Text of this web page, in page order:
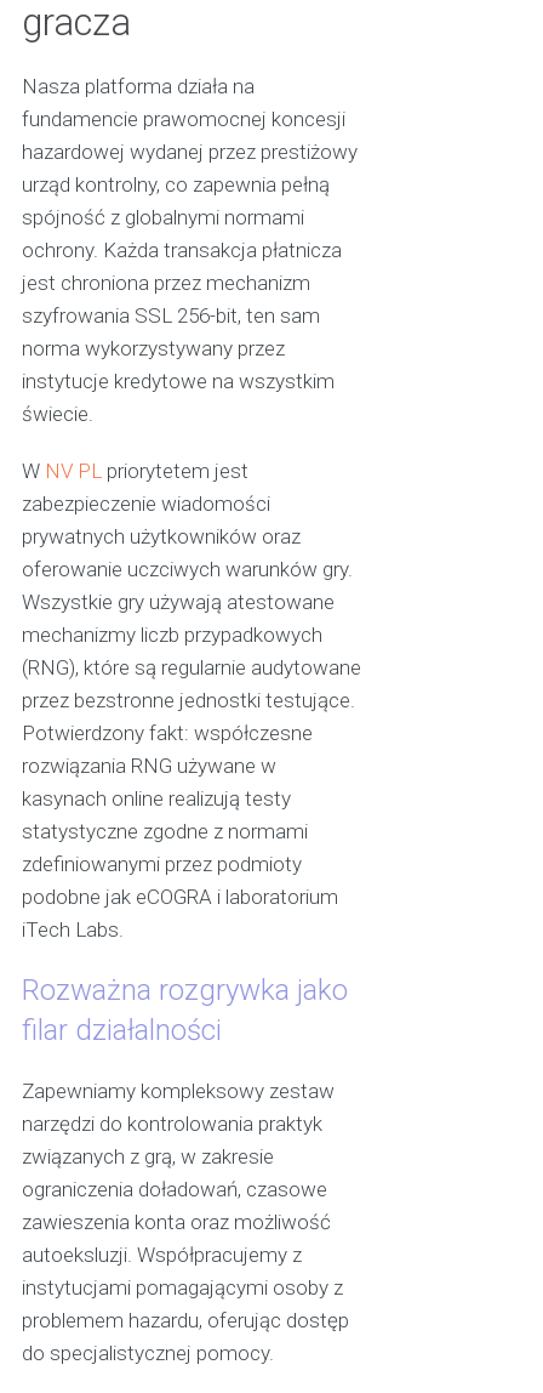
gracza
Nasza platforma działa na
fundamencie prawomocnej koncesji
hazardowej wydanej przez prestiżowy
urząd kontrolny, co zapewnia pełną
spójność z globalnymi normami
ochrony. Każda transakcja płatnicza
jest chroniona przez mechanizm
szyfrowania SSL 256-bit, ten sam
norma wykorzystywany przez
instytucje kredytowe na wszystkim
świecie.
W NV PLpriorytetem jest
zabezpieczenie wiadomości
prywatnych użytkowników oraz
oferowanie uczciwych warunków gry.
Wszystkie gry używają atestowane
mechanizmy liczb przypadkowych
(RNG), które są regularnie audytowane
przez bezstronne jednostki testujące.
Potwierdzony fakt: współczesne
rozwiązania RNG używane w
kasynach online realizują testy
statystyczne zgodne z normami
zdefiniowanymi przez podmioty
podobne jak eCOGRA i laboratorium
iTech Labs.
Rozważna rozgrywka jako
filar działalności
Zapewniamy kompleksowy zestaw
narzędzi do kontrolowania praktyk
związanych z grą, w zakresie
ograniczenia doładowań, czasowe
zawieszenia konta oraz możliwość
autoeksluzji. Współpracujemy z
instytucjami pomagającymi osoby z
problemem hazardu, oferując dostęp
do specjalistycznej pomocy.